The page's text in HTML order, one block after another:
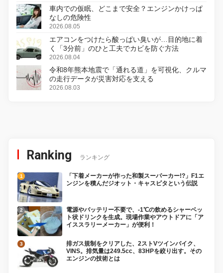
車内での仮眠、どこまで安全？エンジンかけっぱ
なしの危険性
2026.08.05
エアコンをつけたら酸っぱい臭いが…目的地に着
く「3分前」のひと工夫でカビを防ぐ方法
2026.08.04
令和8年熊本地震で「通れる道」を可視化、クルマ
の走行データが災害対応を支える
2026.08.03
Ranking ランキング
「下着メーカーが作った和製スーパーカー!?」F1エ
ンジンを積んだジオット・キャスピタという伝説
電源やバッテリー不要で、-1℃の飲めるシャーベッ
ト状ドリンクを生成。現場作業やアウトドアに「ア
イススラリーメーカー」が便利！
排ガス規制をクリアした、2ストVツインバイク、
VINS。排気量は249.5cc、83HPを絞り出す。その
エンジンの技術とは